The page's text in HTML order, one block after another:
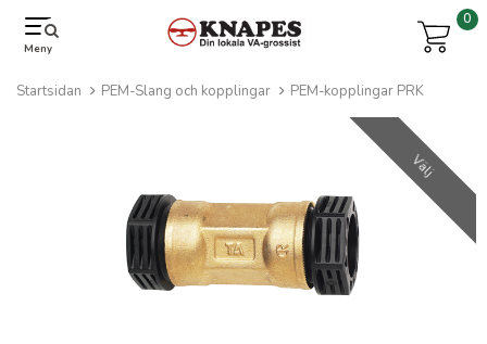
Meny
0
Startsidan PEM-Slang och kopplingar PEM-kopplingar PRK
Välj